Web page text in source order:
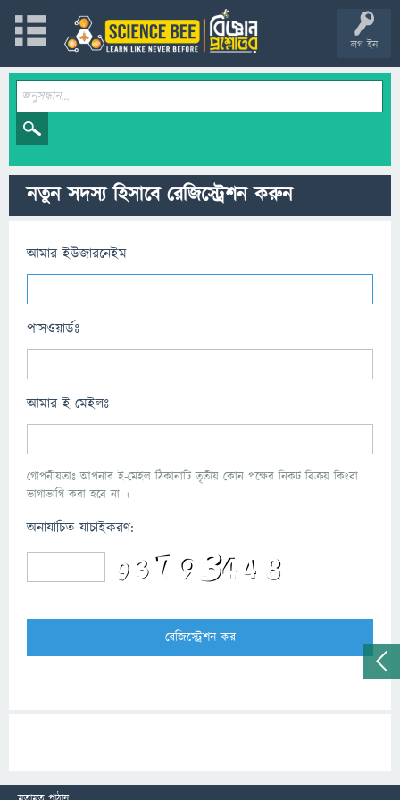
লগ ইন
নতুন সদস্য হিসাবে রেজিস্ট্রেশন করুন
আমার ইউজারনেইম
পাসওয়ার্ডঃ
আমার ই-মেইলঃ
গোপনীয়তাঃ আপনার ই-মেইল ঠিকানাটি তৃতীয় কোন পক্ষের নিকট বিক্রয় কিংবা
ভাগাভাগি করা হবে না ।
অনাযাচিত যাচাইকরণ: